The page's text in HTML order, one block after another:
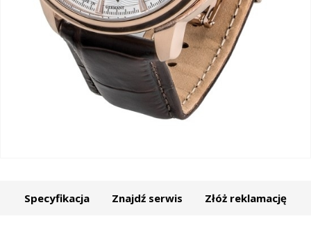
Specyfikacja Znajdź serwis Złóż reklamację